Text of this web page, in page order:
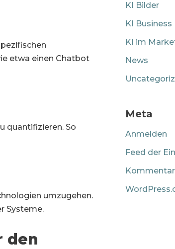
etwa einen Chatbot
quantifizieren. So
umzugehen.
Systeme.
den
KI Bilder
KI Business
KI im
News
Meta
Anmelden
Feed der